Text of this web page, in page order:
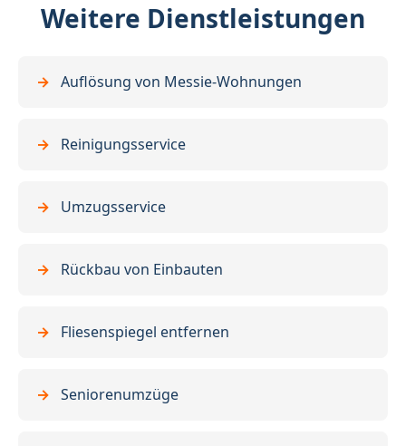
Weitere Dienstleistungen
Auflösung von Messie-Wohnungen
Reinigungsservice
Umzugsservice
Rückbau von Einbauten
Fliesenspiegel entfernen
Seniorenumzüge